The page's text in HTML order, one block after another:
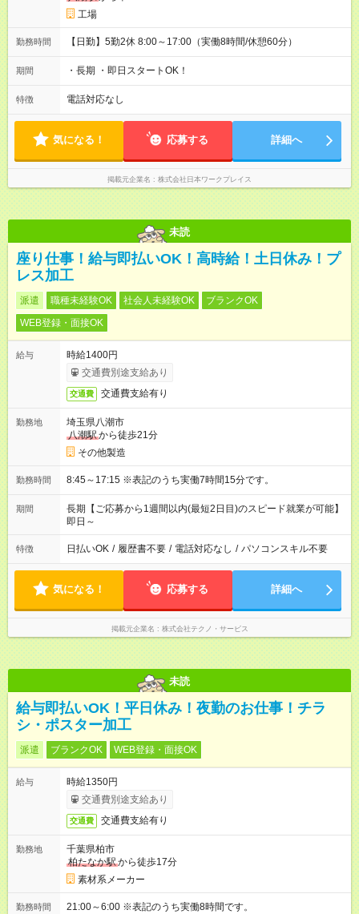
工場
勤務時間 【日勤】5勤2休 8:00～17:00（実働8時間/休憩60分）
期間 ・長期 ・即日スタートOK！
特徴 電話対応なし
気になる！ 応募する 詳細へ
掲載元企業名 株式会社日本ワークプレイス
未読
座り仕事！給与即払いOK！高時給！土日休み！プ
レス加工
派遣 職種未経験OK 社会人未経験OK
ブランクOK
WEB登録・面接OK
給与
時給1400円
交通費別途支給あり
交通費 交通費支給有り
勤務地
埼玉県八潮市
八潮駅から徒歩21分
その他製造
勤務時間 8:45～17:15 ※表記のうち実働7時間15分です。
期間
長期【ご応募から1週間以内(最短2日目)のスピード就業が可能】
即日～
特徴 日払いOK / 履歴書不要 / 電話対応なし / パソコンスキル不要
気になる！ 応募する 詳細へ
掲載元企業名 株式会社テクノ・サービス
未読
給与即払いOK！平日休み！夜勤のお仕事！チラ
シ・ポスター加工
派遣 ブランクOK WEB登録・面接OK
給与
時給1350円
交通費別途支給あり
交通費 交通費支給有り
勤務地
千葉県柏市
柏たなか駅から徒歩17分
素材系メーカー
勤務時間 21:00～6:00 ※表記のうち実働8時間です。